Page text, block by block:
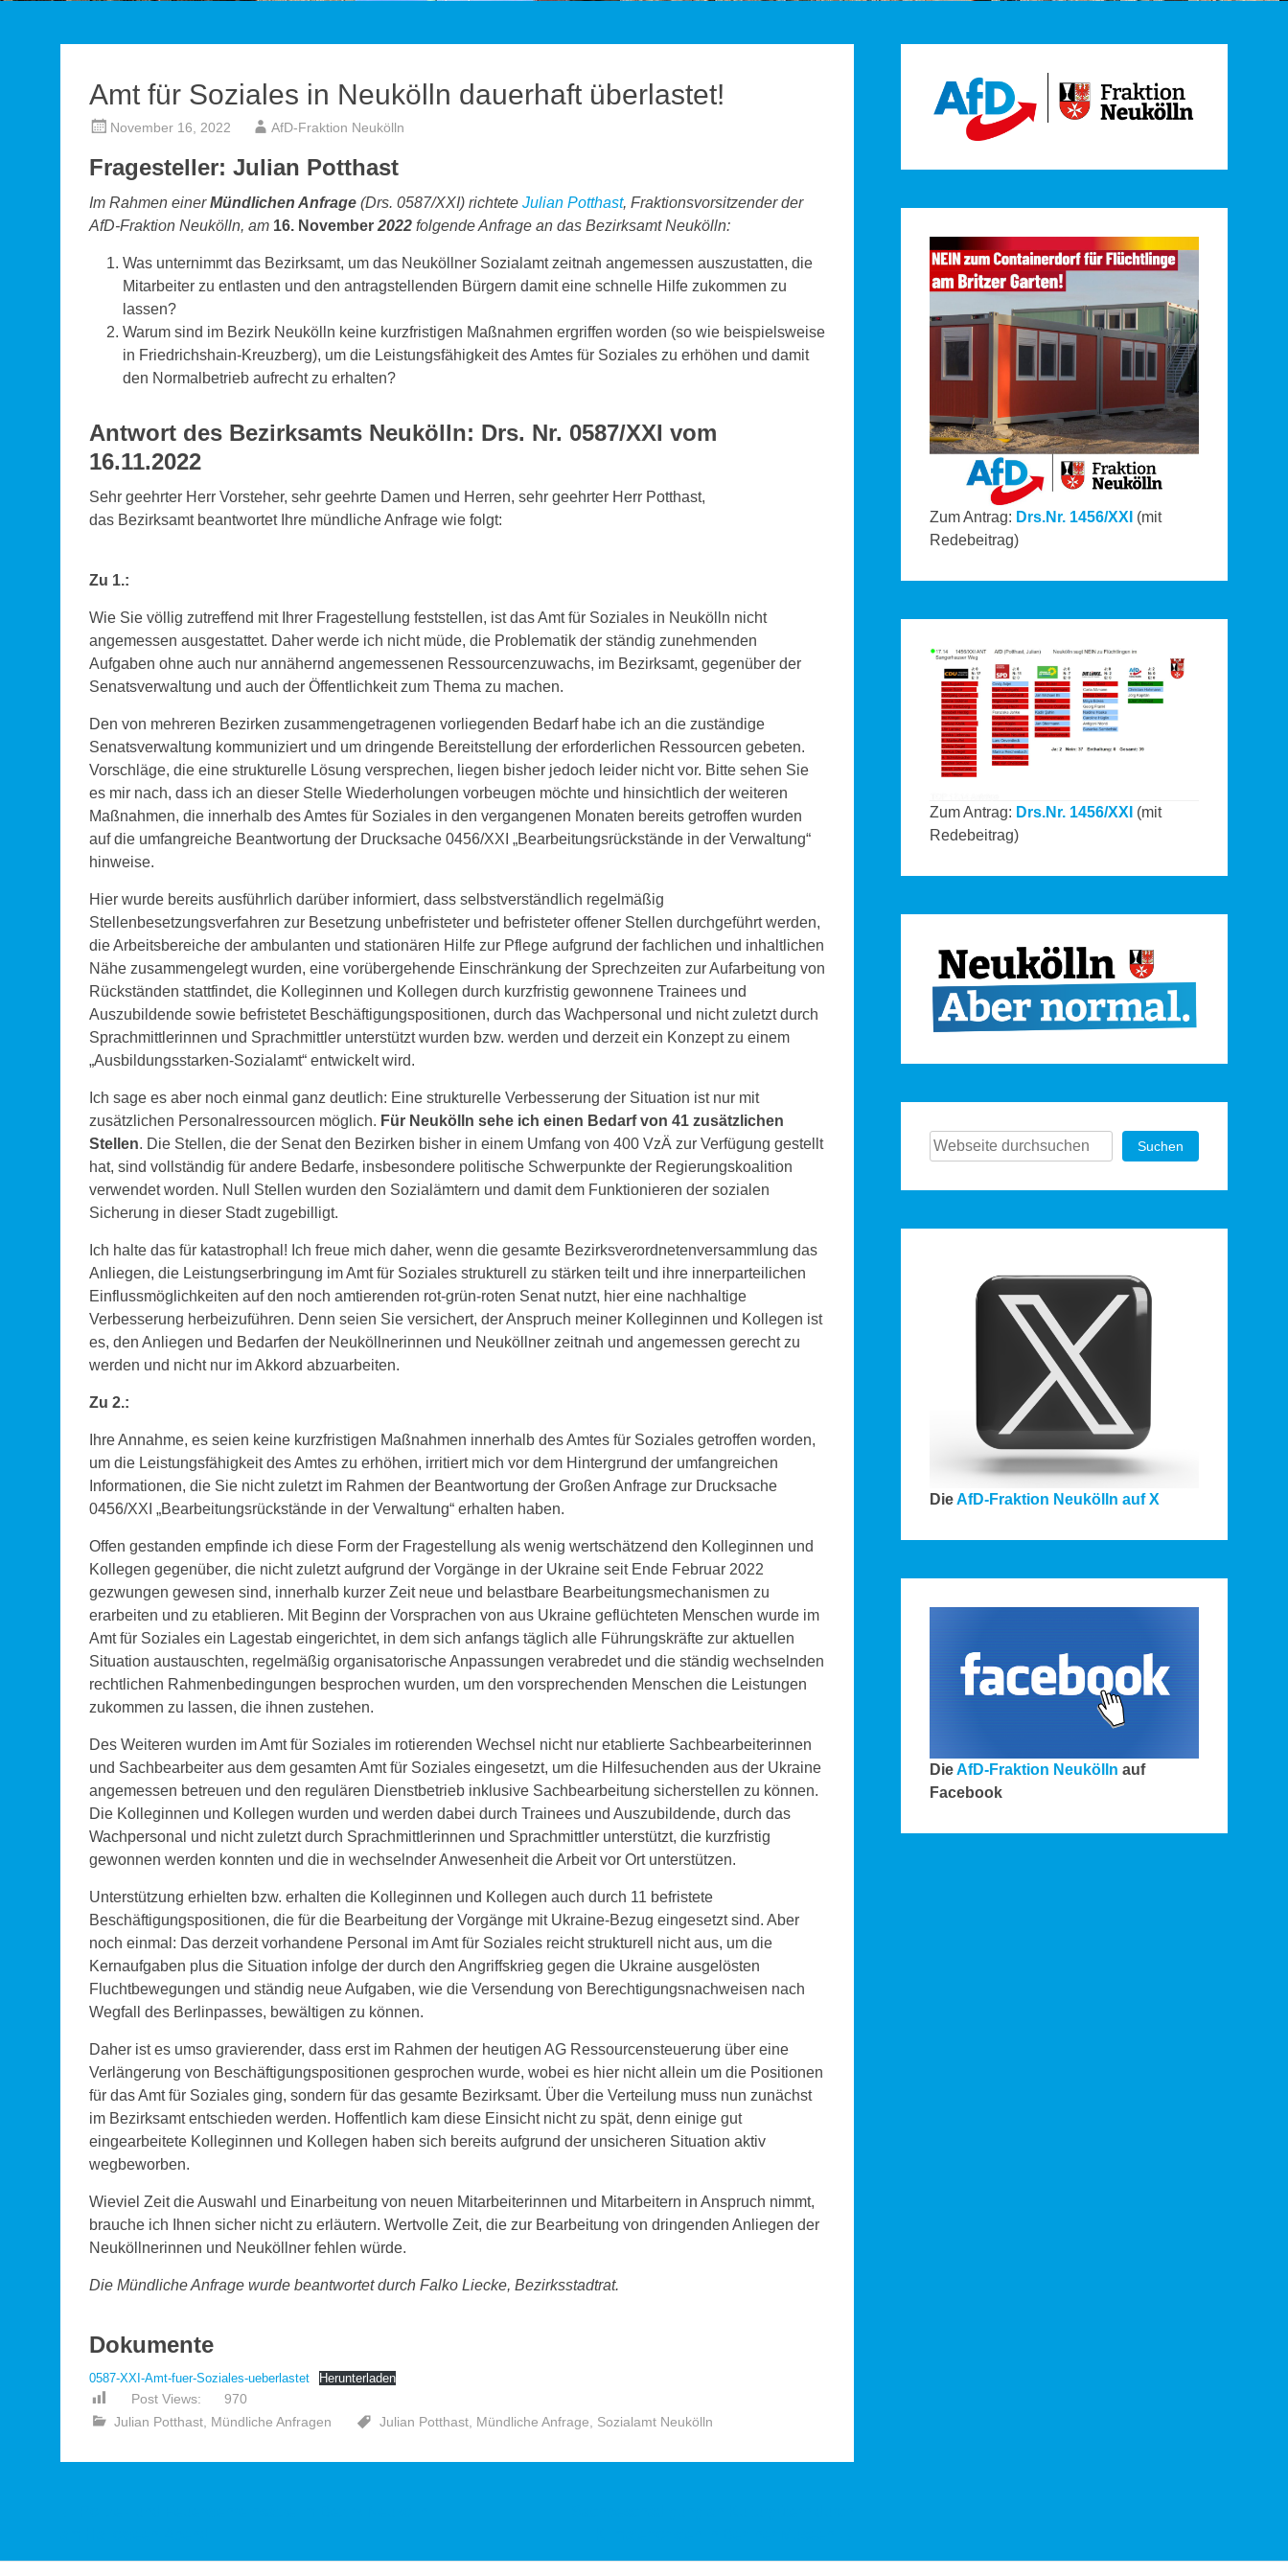
Amt für Soziales in Neukölln dauerhaft überlastet!
November 16, 2022 AfD-Fraktion Neukölln
Fragesteller: Julian Potthast
Im Rahmen einerMündlichen Anfrage (Drs. 0587/XXI) richtete Julian Potthast, Fraktionsvorsitzender der
AfD-Fraktion Neukölln, am 16. November 2022 folgende Anfrage an das Bezirksamt Neukölln:
Was unternimmt das Bezirksamt, um das Neuköllner Sozialamt zeitnah angemessen auszustatten, die
Mitarbeiter zu entlasten und den antragstellenden Bürgern damit eine schnelle Hilfe zukommen zu
lassen?
Warum sind im Bezirk Neukölln keine kurzfristigen Maßnahmen ergriffen worden (so wie beispielsweise
in Friedrichshain-Kreuzberg), um die Leistungsfähigkeit des Amtes für Soziales zu erhöhen und damit
den Normalbetrieb aufrecht zu erhalten?
Antwort des Bezirksamts Neukölln: Drs. Nr. 0587/XXI vom
16.11.2022
Sehr geehrter Herr Vorsteher, sehr geehrte Damen und Herren, sehr geehrter Herr Potthast,
das Bezirksamt beantwortet Ihre mündliche Anfrage wie folgt:
Zu 1.:
Wie Sie völlig zutreffend mit Ihrer Fragestellung feststellen, ist das Amt für Soziales in Neukölln nicht
angemessen ausgestattet. Daher werde ich nicht müde, die Problematik der ständig zunehmenden
Aufgaben ohne auch nur annähernd angemessenen Ressourcenzuwachs, im Bezirksamt, gegenüber der
Senatsverwaltung und auch der Öffentlichkeit zum Thema zu machen.
Den von mehreren Bezirken zusammengetragenen vorliegenden Bedarf habe ich an die zuständige
Senatsverwaltung kommuniziert und um dringende Bereitstellung der erforderlichen Ressourcen gebeten.
Vorschläge, die eine strukturelle Lösung versprechen, liegen bisher jedoch leider nicht vor. Bitte sehen Sie
es mir nach, dass ich an dieser Stelle Wiederholungen vorbeugen möchte und hinsichtlich der weiteren
Maßnahmen, die innerhalb des Amtes für Soziales in den vergangenen Monaten bereits getroffen wurden
auf die umfangreiche Beantwortung der Drucksache 0456/XXI „Bearbeitungsrückstände in der Verwaltung“
hinweise.
Hier wurde bereits ausführlich darüber informiert, dass selbstverständlich regelmäßig
Stellenbesetzungsverfahren zur Besetzung unbefristeter und befristeter offener Stellen durchgeführt werden,
die Arbeitsbereiche der ambulanten und stationären Hilfe zur Pflege aufgrund der fachlichen und inhaltlichen
Nähe zusammengelegt wurden, eine vorübergehende Einschränkung der Sprechzeiten zur Aufarbeitung von
Rückständen stattfindet, die Kolleginnen und Kollegen durch kurzfristig gewonnene Trainees und
Auszubildende sowie befristetet Beschäftigungspositionen, durch das Wachpersonal und nicht zuletzt durch
Sprachmittlerinnen und Sprachmittler unterstützt wurden bzw. werden und derzeit ein Konzept zu einem
„Ausbildungsstarken-Sozialamt“ entwickelt wird.
Ich sage es aber noch einmal ganz deutlich: Eine strukturelle Verbesserung der Situation ist nur mit
zusätzlichen Personalressourcen möglich. Für Neukölln sehe ich einen Bedarf von 41 zusätzlichen
Stellen. Die Stellen, die der Senat den Bezirken bisher in einem Umfang von 400 VzÄ zur Verfügung gestellt
hat, sind vollständig für andere Bedarfe, insbesondere politische Schwerpunkte der Regierungskoalition
verwendet worden. Null Stellen wurden den Sozialämtern und damit dem Funktionieren der sozialen
Sicherung in dieser Stadt zugebilligt.
Ich halte das für katastrophal! Ich freue mich daher, wenn die gesamte Bezirksverordnetenversammlung das
Anliegen, die Leistungserbringung im Amt für Soziales strukturell zu stärken teilt und ihre innerparteilichen
Einflussmöglichkeiten auf den noch amtierenden rot-grün-roten Senat nutzt, hier eine nachhaltige
Verbesserung herbeizuführen. Denn seien Sie versichert, der Anspruch meiner Kolleginnen und Kollegen ist
es, den Anliegen und Bedarfen der Neuköllnerinnen und Neuköllner zeitnah und angemessen gerecht zu
werden und nicht nur im Akkord abzuarbeiten.
Zu 2.:
Ihre Annahme, es seien keine kurzfristigen Maßnahmen innerhalb des Amtes für Soziales getroffen worden,
um die Leistungsfähigkeit des Amtes zu erhöhen, irritiert mich vor dem Hintergrund der umfangreichen
Informationen, die Sie nicht zuletzt im Rahmen der Beantwortung der Großen Anfrage zur Drucksache
0456/XXI „Bearbeitungsrückstände in der Verwaltung“ erhalten haben.
Offen gestanden empfinde ich diese Form der Fragestellung als wenig wertschätzend den Kolleginnen und
Kollegen gegenüber, die nicht zuletzt aufgrund der Vorgänge in der Ukraine seit Ende Februar 2022
gezwungen gewesen sind, innerhalb kurzer Zeit neue und belastbare Bearbeitungsmechanismen zu
erarbeiten und zu etablieren. Mit Beginn der Vorsprachen von aus Ukraine geflüchteten Menschen wurde im
Amt für Soziales ein Lagestab eingerichtet, in dem sich anfangs täglich alle Führungskräfte zur aktuellen
Situation austauschten, regelmäßig organisatorische Anpassungen verabredet und die ständig wechselnden
rechtlichen Rahmenbedingungen besprochen wurden, um den vorsprechenden Menschen die Leistungen
zukommen zu lassen, die ihnen zustehen.
Des Weiteren wurden im Amt für Soziales im rotierenden Wechsel nicht nur etablierte Sachbearbeiterinnen
und Sachbearbeiter aus dem gesamten Amt für Soziales eingesetzt, um die Hilfesuchenden aus der Ukraine
angemessen betreuen und den regulären Dienstbetrieb inklusive Sachbearbeitung sicherstellen zu können.
Die Kolleginnen und Kollegen wurden und werden dabei durch Trainees und Auszubildende, durch das
Wachpersonal und nicht zuletzt durch Sprachmittlerinnen und Sprachmittler unterstützt, die kurzfristig
gewonnen werden konnten und die in wechselnder Anwesenheit die Arbeit vor Ort unterstützen.
Unterstützung erhielten bzw. erhalten die Kolleginnen und Kollegen auch durch 11 befristete
Beschäftigungspositionen, die für die Bearbeitung der Vorgänge mit Ukraine-Bezug eingesetzt sind. Aber
noch einmal: Das derzeit vorhandene Personal im Amt für Soziales reicht strukturell nicht aus, um die
Kernaufgaben plus die Situation infolge der durch den Angriffskrieg gegen die Ukraine ausgelösten
Fluchtbewegungen und ständig neue Aufgaben, wie die Versendung von Berechtigungsnachweisen nach
Wegfall des Berlinpasses, bewältigen zu können.
Daher ist es umso gravierender, dass erst im Rahmen der heutigen AG Ressourcensteuerung über eine
Verlängerung von Beschäftigungspositionen gesprochen wurde, wobei es hier nicht allein um die Positionen
für das Amt für Soziales ging, sondern für das gesamte Bezirksamt. Über die Verteilung muss nun zunächst
im Bezirksamt entschieden werden. Hoffentlich kam diese Einsicht nicht zu spät, denn einige gut
eingearbeitete Kolleginnen und Kollegen haben sich bereits aufgrund der unsicheren Situation aktiv
wegbeworben.
Wieviel Zeit die Auswahl und Einarbeitung von neuen Mitarbeiterinnen und Mitarbeitern in Anspruch nimmt,
brauche ich Ihnen sicher nicht zu erläutern. Wertvolle Zeit, die zur Bearbeitung von dringenden Anliegen der
Neuköllnerinnen und Neuköllner fehlen würde.
Die Mündliche Anfrage wurde beantwortet durch Falko Liecke, Bezirksstadtrat.
Dokumente
0587-XXI-Amt-fuer-Soziales-ueberlastet Herunterladen
Post Views:
970
Julian Potthast Mündliche Anfragen Julian Potthast Mündliche Anfrage Sozialamt Neukölln
Zum Antrag: Drs.Nr. 1456/XXI (mit
Redebeitrag)
Zum Antrag: Drs.Nr. 1456/XXI (mit
Redebeitrag)
Suchen Suchen
DieAfD-Fraktion Neukölln auf X
DieAfD-Fraktion Neukölln auf
Facebook